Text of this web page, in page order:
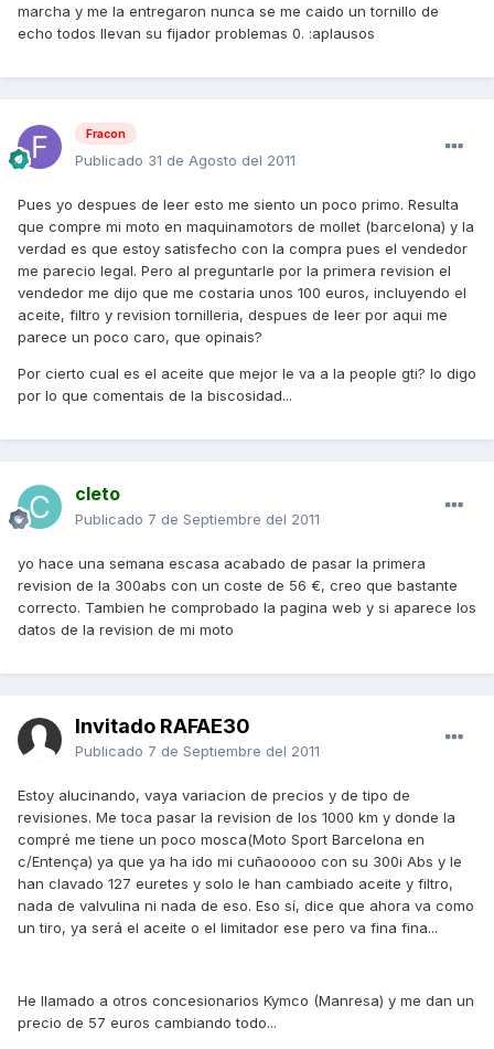
marcha y me la entregaron nunca se me caido un tornillo de
echo todos llevan su fijador problemas 0. :aplausos
Fracon
Publicado 31 de Agosto del 2011
Pues yo despues de leer esto me siento un poco primo. Resulta
que compre mi moto en maquinamotors de mollet (barcelona) y la
verdad es que estoy satisfecho con la compra pues el vendedor
me parecio legal. Pero al preguntarle por la primera revision el
vendedor me dijo que me costaria unos 100 euros, incluyendo el
aceite, filtro y revision tornilleria, despues de leer por aqui me
parece un poco caro, que opinais?
Por cierto cual es el aceite que mejor le va a la people gti? lo digo
por lo que comentais de la biscosidad...
cleto
Publicado 7 de Septiembre del 2011
yo hace una semana escasa acabado de pasar la primera
revision de la 300abs con un coste de 56 €, creo que bastante
correcto. Tambien he comprobado la pagina web y si aparece los
datos de la revision de mi moto
Invitado RAFAE30
Publicado 7 de Septiembre del 2011
Estoy alucinando, vaya variacion de precios y de tipo de
revisiones. Me toca pasar la revision de los 1000 km y donde la
compré me tiene un poco mosca(Moto Sport Barcelona en
c/Entença) ya que ya ha ido mi cuñaooooo con su 300i Abs y le
han clavado 127 euretes y solo le han cambiado aceite y filtro,
nada de valvulina ni nada de eso. Eso sí, dice que ahora va como
un tiro, ya será el aceite o el limitador ese pero va fina fina...
He llamado a otros concesionarios Kymco (Manresa) y me dan un
precio de 57 euros cambiando todo...